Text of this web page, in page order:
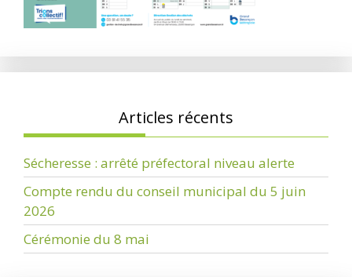
Articles récents
Sécheresse : arrêté préfectoral niveau alerte
Compte rendu du conseil municipal du 5 juin
2026
Cérémonie du 8 mai